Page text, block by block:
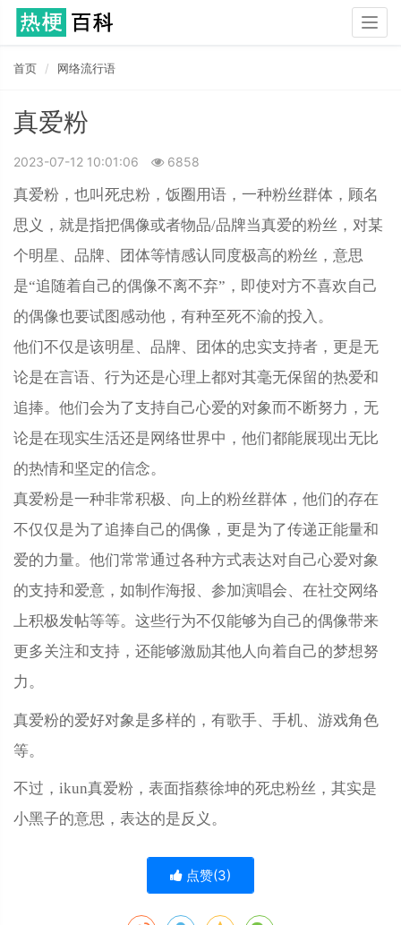
首页 网络流行语
真爱粉
2023-07-12 10:01:06 6858
真爱粉，也叫死忠粉，饭圈用语，一种粉丝群体，顾名
思义，就是指把偶像或者物品/品牌当真爱的粉丝，对某
个明星、品牌、团体等情感认同度极高的粉丝，意思
是“追随着自己的偶像不离不弃”，即使对方不喜欢自己
的偶像也要试图感动他，有种至死不渝的投入。
他们不仅是该明星、品牌、团体的忠实支持者，更是无
论是在言语、行为还是心理上都对其毫无保留的热爱和
追捧。他们会为了支持自己心爱的对象而不断努力，无
论是在现实生活还是网络世界中，他们都能展现出无比
的热情和坚定的信念。
真爱粉是一种非常积极、向上的粉丝群体，他们的存在
不仅仅是为了追捧自己的偶像，更是为了传递正能量和
爱的力量。他们常常通过各种方式表达对自己心爱对象
的支持和爱意，如制作海报、参加演唱会、在社交网络
上积极发帖等等。这些行为不仅能够为自己的偶像带来
更多关注和支持，还能够激励其他人向着自己的梦想努
力。
真爱粉的爱好对象是多样的，有歌手、手机、游戏角色
等。
不过 ，ikun真爱粉，表面指蔡徐坤的死忠粉丝，其实是
小黑子的意思，表达的是反义。
点赞(3)